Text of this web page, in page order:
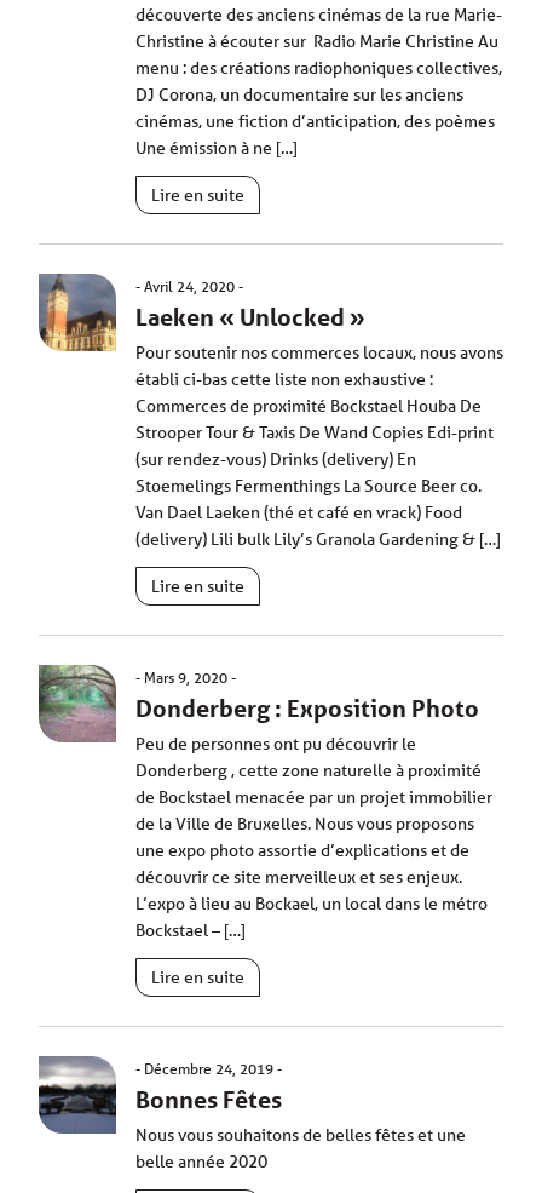
découverte des anciens cinémas de la rue Marie-
Christine à écouter sur Radio Marie Christine Au
menu : des créations radiophoniques collectives,
DJ Corona, un documentaire sur les anciens
cinémas, une fiction d’anticipation, des poèmes
Une émission à ne […]
Lire en suite
Avril 24, 2020
Laeken « Unlocked »
Pour soutenir nos commerces locaux, nous avons
établi ci-bas cette liste non exhaustive :
Commerces de proximité Bockstael Houba De
Strooper Tour & Taxis De Wand Copies Edi-print
(sur rendez-vous) Drinks (delivery) En
Stoemelings Fermenthings La Source Beer co.
Van Dael Laeken (thé et café en vrack) Food
(delivery) Lili bulk Lily’s Granola Gardening & […]
Lire en suite
Mars 9, 2020
Donderberg : Exposition Photo
Peu de personnes ont pu découvrir le
Donderberg , cette zone naturelle à proximité
de Bockstael menacée par un projet immobilier
de la Ville de Bruxelles. Nous vous proposons
une expo photo assortie d’explications et de
découvrir ce site merveilleux et ses enjeux.
L’expo à lieu au Bockael, un local dans le métro
Bockstael – […]
Lire en suite
Décembre 24, 2019
Bonnes Fêtes
Nous vous souhaitons de belles fêtes et une
belle année 2020